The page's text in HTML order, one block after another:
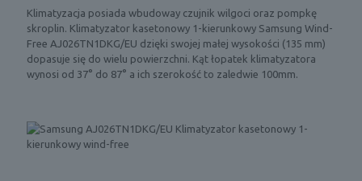
Klimatyzacja posiada wbudoway czujnik wilgoci oraz pompkę
skroplin. Klimatyzator kasetonowy 1-kierunkowy Samsung Wind-
Free AJ026TN1DKG/EU dzięki swojej małej wysokości (135 mm)
dopasuje się do wielu powierzchni. Kąt łopatek klimatyzatora
wynosi od 37° do 87° a ich szerokość to zaledwie 100mm.